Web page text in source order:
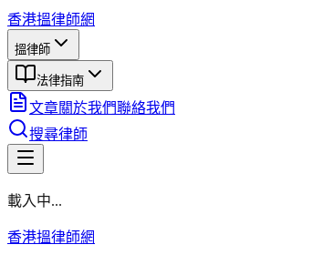
香港搵律師網
搵律師
法律指南
文章關於我們聯絡我們
搜尋律師
載入中...
香港搵律師網